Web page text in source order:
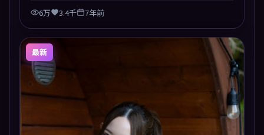
6万 3.4千 7年前
最新